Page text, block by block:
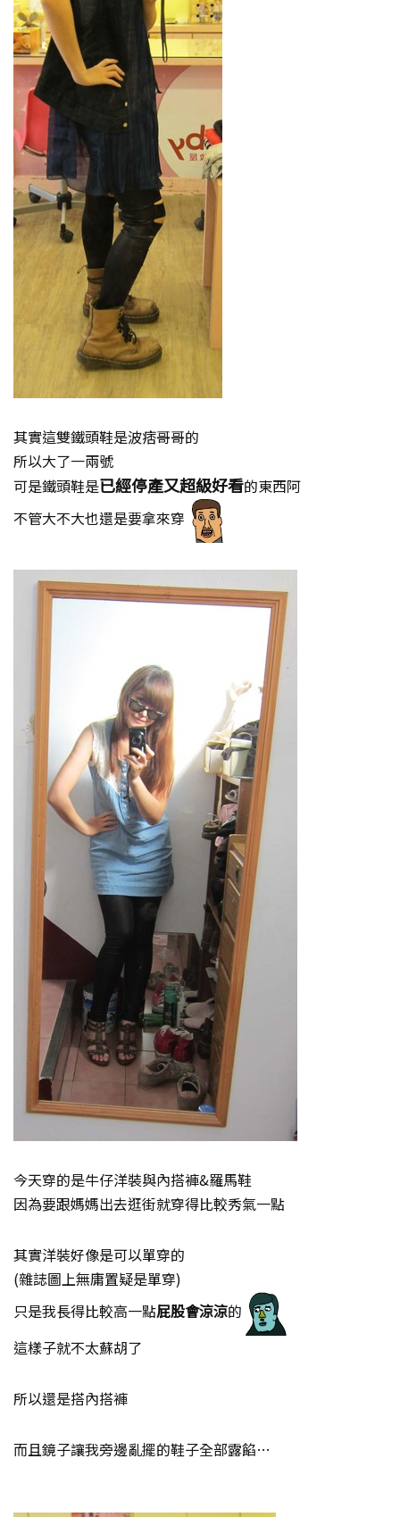
其實這雙鐵頭鞋是波痞哥哥的
所以大了一兩號
可是鐵頭鞋是已經停產又超級好看的東西阿
不管大不大也還是要拿來穿
今天穿的是牛仔洋裝與內搭褲&羅馬鞋
因為要跟媽媽出去逛街就穿得比較秀氣一點
其實洋裝好像是可以單穿的
(雜誌圖上無庸置疑是單穿)
只是我長得比較高一點屁股會涼涼的
這樣子就不太蘇胡了
所以還是搭內搭褲
而且鏡子讓我旁邊亂擺的鞋子全部露餡…